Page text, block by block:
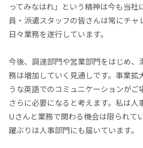
ってみなはれ」という精神は今も当社
員・派遣スタッフの皆さんは常にチャ
日々業務を遂行しています。
今後、調達部門や営業部門をはじめ、
務は増加していく見通しです。事業拡
うな英語でのコミュニケーションがご
さらに必要になると考えます。私は人
Uさんと業務で関わる機会は限られて
躍ぶりは人事部門にも届いています。